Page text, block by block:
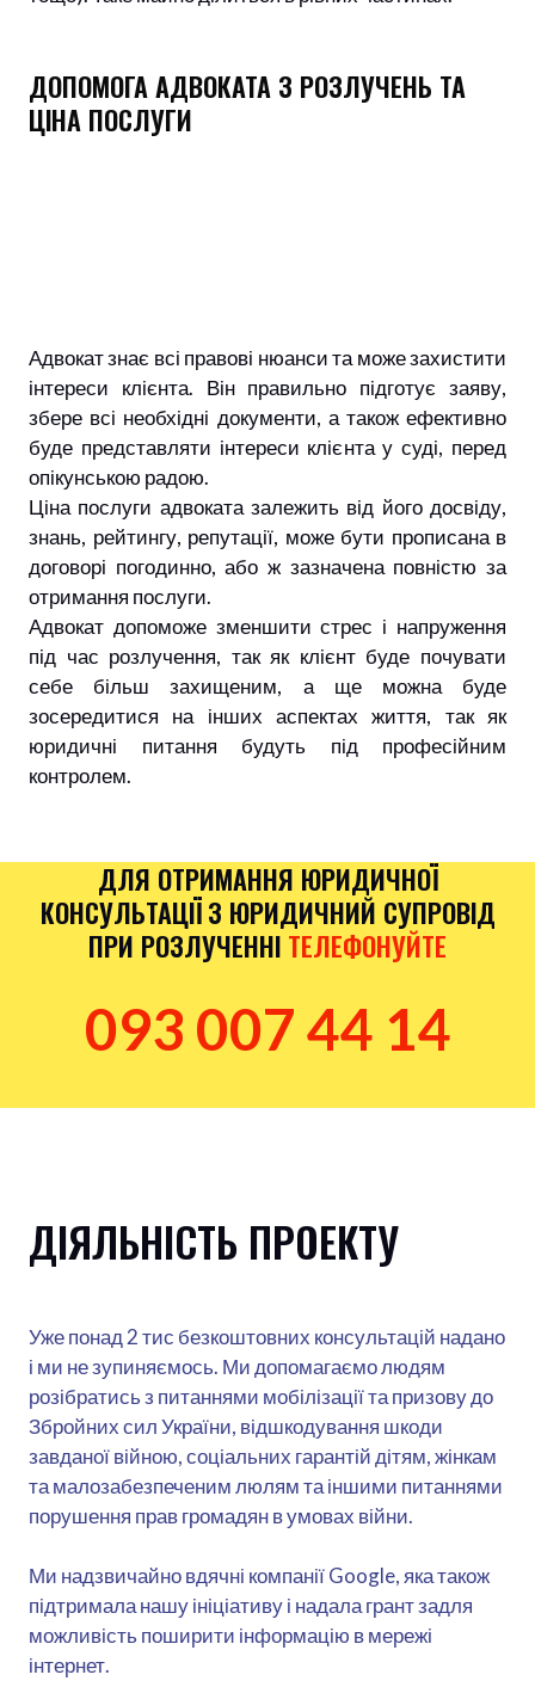
ДОПОМОГА АДВОКАТА З РОЗЛУЧЕНЬ ТА
ЦІНА ПОСЛУГИ
Адвокат знає всі правові нюанси та може захистити
інтереси клієнта. Він правильно підготує заяву,
збере всі необхідні документи, а також ефективно
буде представляти інтереси клієнта у суді, перед
опікунською радою.
Ціна послуги адвоката залежить від його досвіду,
знань, рейтингу, репутації, може бути прописана в
договорі погодинно, або ж зазначена повністю за
отримання послуги.
Адвокат допоможе зменшити стрес і напруження
під час розлучення, так як клієнт буде почувати
себе більш захищеним, а ще можна буде
зосередитися на інших аспектах життя, так як
юридичні питання будуть під професійним
контролем.
ДЛЯ ОТРИМАННЯ ЮРИДИЧНОЇ
КОНСУЛЬТАЦІЇ З ЮРИДИЧНИЙ СУПРОВІД
ПРИ РОЗЛУЧЕННІ ТЕЛЕФОНУЙТЕ
093 007 44 14
ДІЯЛЬНІСТЬ ПРОЕКТУ
Уже понад 2 тис безкоштовних консультацій надано
і ми не зупиняємось. Ми допомагаємо людям
розібратись з питаннями мобілізації та призову до
Збройних сил України, відшкодування шкоди
завданої війною, соціальних гарантій дітям, жінкам
та малозабезпеченим люлям та іншими питаннями
порушення прав громадян в умовах війни.
Ми надзвичайно вдячні компанії Google, яка також
підтримала нашу ініціативу і надала грант задля
можливість поширити інформацію в мережі
інтернет.